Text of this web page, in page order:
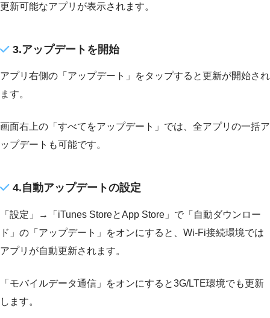
更新可能なアプリが表示されます。
3.アップデートを開始
アプリ右側の「アップデート」をタップすると更新が開始され
ます。
画面右上の「すべてをアップデート」では、全アプリの一括ア
ップデートも可能です。
4.自動アップデートの設定
「設定」→「iTunes StoreとApp Store」で「自動ダウンロー
ド」の「アップデート」をオンにすると、Wi-Fi接続環境では
アプリが自動更新されます。
「モバイルデータ通信」をオンにすると3G/LTE環境でも更新
します。